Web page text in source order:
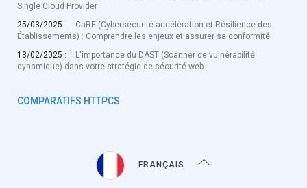
Single Cloud Provider
25/03/2025 :
CaRE (Cybersécurité accélération et Résilience des
Établissements) : Comprendre les enjeux et assurer sa conformité
13/02/2025 :
L'importance du DAST (Scanner de vulnérabilité
dynamique) dans votre stratégie de sécurité web
COMPARATIFS HTTPCS
FRANÇAIS